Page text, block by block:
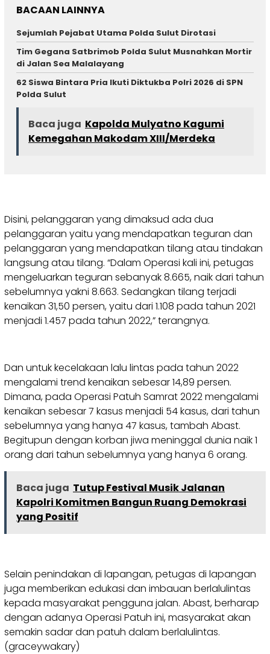
BACAAN LAINNYA
Sejumlah Pejabat Utama Polda Sulut Dirotasi
Tim Gegana Satbrimob Polda Sulut Musnahkan Mortir
di Jalan Sea Malalayang
62 Siswa Bintara Pria Ikuti Diktukba Polri 2026 di SPN
Polda Sulut
Baca juga Kapolda Mulyatno Kagumi
Kemegahan Makodam XIII/Merdeka
Disini, pelanggaran yang dimaksud ada dua
pelanggaran yaitu yang mendapatkan teguran dan
pelanggaran yang mendapatkan tilang atau tindakan
langsung atau tilang. “Dalam Operasi kali ini, petugas
mengeluarkan teguran sebanyak 8.665, naik dari tahun
sebelumnya yakni 8.663. Sedangkan tilang terjadi
kenaikan 31,50 persen, yaitu dari 1.108 pada tahun 2021
menjadi 1.457 pada tahun 2022,” terangnya.
Dan untuk kecelakaan lalu lintas pada tahun 2022
mengalami trend kenaikan sebesar 14,89 persen.
Dimana, pada Operasi Patuh Samrat 2022 mengalami
kenaikan sebesar 7 kasus menjadi 54 kasus, dari tahun
sebelumnya yang hanya 47 kasus, tambah Abast.
Begitupun dengan korban jiwa meninggal dunia naik 1
orang dari tahun sebelumnya yang hanya 6 orang.
Baca juga Tutup Festival Musik Jalanan
Kapolri Komitmen Bangun Ruang Demokrasi
yang Positif
Selain penindakan di lapangan, petugas di lapangan
juga memberikan edukasi dan imbauan berlalulintas
kepada masyarakat pengguna jalan. Abast, berharap
dengan adanya Operasi Patuh ini, masyarakat akan
semakin sadar dan patuh dalam berlalulintas.
(graceywakary)